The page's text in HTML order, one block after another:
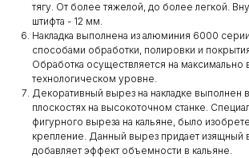
тягу. От более тяжелой, до более легкой.
штифта - 12 мм.
Накладка выполнена из алюминия 6000
способами обработки, полировки и покрытия
Обработка осуществляется на
технологическом уровне.
Декоративный вырез на накладке выполнен
плоскостях на высокоточном станке.
фигурного выреза на кальяне, было
крепление. Данный вырез придает изящный
добавляет эффект объемности в кальяне.